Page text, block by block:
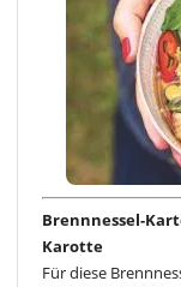
Brennnessel-
Karotte
Für diese